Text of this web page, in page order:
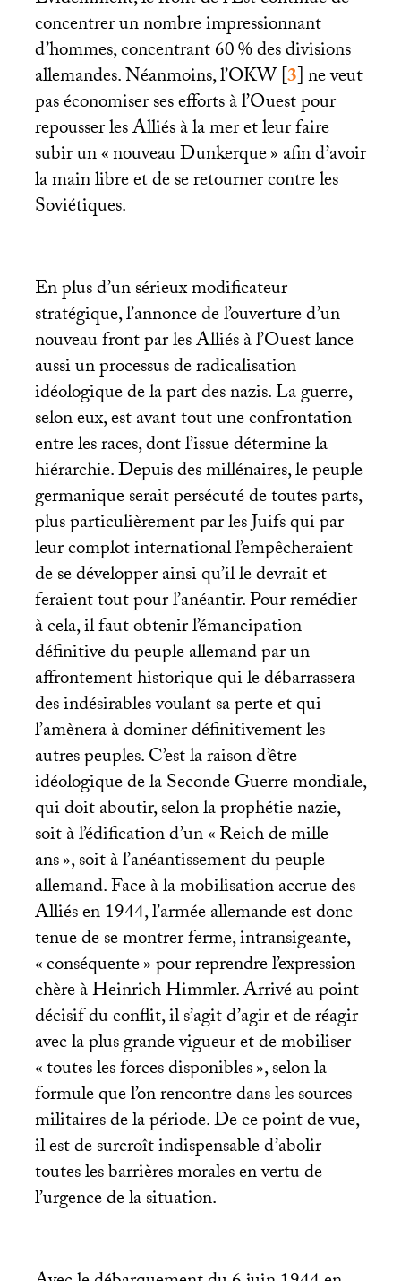
concentrer un nombre impressionnant
d’hommes, concentrant 60% des divisions
allemandes. Néanmoins, l’OKW[3]ne veut
pas économiser ses efforts à l’Ouest pour
repousser les Alliés à la mer et leur faire
subir un «nouveau Dunkerque» afin d’avoir
la main libre et de se retourner contre les
Soviétiques.
En plus d’un sérieux modificateur
stratégique, l’annonce de l’ouverture d’un
nouveau front par les Alliés à l’Ouest lance
aussi un processus de radicalisation
idéologique de la part des nazis. La guerre,
selon eux, est avant tout une confrontation
entre les races, dont l’issue détermine la
hiérarchie. Depuis des millénaires, le peuple
germanique serait persécuté de toutes parts,
plus particulièrement par les Juifs qui par
leur complot international l’empêcheraient
de se développer ainsi qu’il le devrait et
feraient tout pour l’anéantir. Pour remédier
à cela, il faut obtenir l’émancipation
définitive du peuple allemand par un
affrontement historique qui le débarrassera
des indésirables voulant sa perte et qui
l’amènera à dominer définitivement les
autres peuples. C’est la raison d’être
idéologique de la Seconde Guerre mondiale,
qui doit aboutir, selon la prophétie nazie,
soit à l’édification d’un «Reich de mille
ans», soit à l’anéantissement du peuple
allemand. Face à la mobilisation accrue des
Alliés en 1944, l’armée allemande est donc
tenue de se montrer ferme, intransigeante,
«conséquente» pour reprendre l’expression
chère à Heinrich Himmler. Arrivé au point
décisif du conflit, il s’agit d’agir et de réagir
avec la plus grande vigueur et de mobiliser
«toutes les forces disponibles», selon la
formule que l’on rencontre dans les sources
militaires de la période. De ce point de vue,
il est de surcroît indispensable d’abolir
toutes les barrières morales en vertu de
l’urgence de la situation.